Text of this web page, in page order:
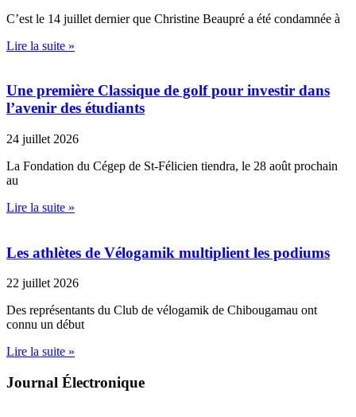
C’est le 14 juillet dernier que Christine Beaupré a été condamnée à
Lire la suite »
Une première Classique de golf pour investir dans
l’avenir des étudiants
24 juillet 2026
La Fondation du Cégep de St-Félicien tiendra, le 28 août prochain
au
Lire la suite »
Les athlètes de Vélogamik multiplient les podiums
22 juillet 2026
Des représentants du Club de vélogamik de Chibougamau ont
connu un début
Lire la suite »
Journal Électronique